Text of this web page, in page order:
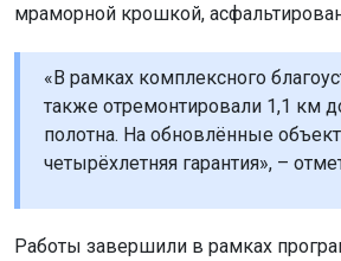
мраморной крошкой,
«В рамках комплексного
также отремонтировали 1,1 км
полотна. На обновлённые
четырёхлетняя гарантия», –
Работы завершили в рамках